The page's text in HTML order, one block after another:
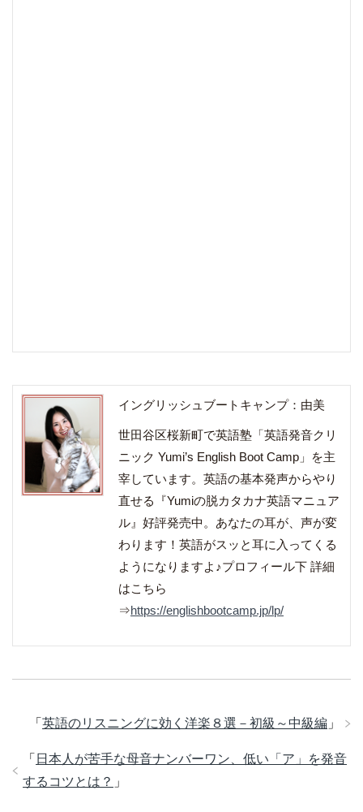
イングリッシュブートキャンプ：由美
世田谷区桜新町で英語塾「英語発音クリ
ニック Yumi’s English Boot Camp」を主
宰しています。英語の基本発声からやり
直せる『Yumiの脱カタカナ英語マニュア
ル』好評発売中。あなたの耳が、声が変
わります！英語がスッと耳に入ってくる
ようになりますよ♪プロフィール下 詳細
はこちら
⇒https://englishbootcamp.jp/lp/
「 英語のリスニングに効く洋楽８選－初級～中級編 」
「 日本人が苦手な母音ナンバーワン、低い「ア」を発音
するコツとは？ 」